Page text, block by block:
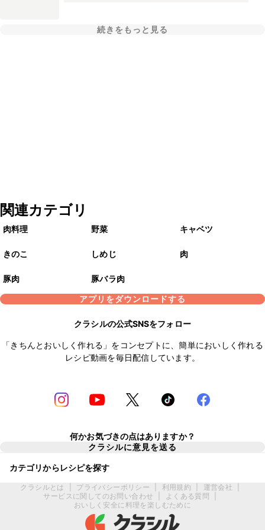
続きをもっと見る
関連カテゴリ
肉料理 野菜 キャベツ
きのこ しめじ 肉
豚肉
豚バラ肉
アプリをダウンロードする
クラシルの公式SNSをフォロー
「きちんとおいしく作れる」をコンセプトに、簡単においしく作れる
レシピ動画を毎日配信しています。
何かお気づきの点はありますか？
クラシルに意見を送る
カテゴリからレシピを探す
クラシルとは プライバシーポリシー 利用規約 運営会社
サービスに関してのお問い合わせ
よくある質問
おいしく安全に料理を楽しむために